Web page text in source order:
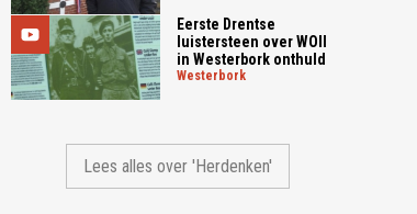
Eerste Drentse
luistersteen over WOII
in Westerbork onthuld
westerbork
Lees alles over 'Herdenken'